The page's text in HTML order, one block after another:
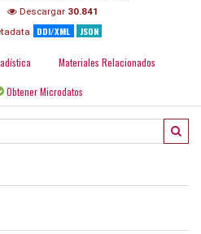
Descargar 30.841
DDI/XML JSON
Materiales Relacionados
Obtener Microdatos